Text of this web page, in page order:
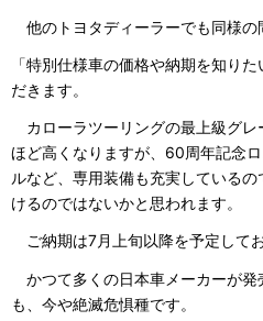
他のトヨタディーラーでも同様の
「特別仕様車の価格や納期を知り
だきます。
カローラツーリングの最上級グレ
ほど高くなりますが、60周年記念
ルなど、専用装備も充実している
けるのではないかと思われます。
ご納期は7月上旬以降を予定してお
かつて多くの日本車メーカーが発
も、今や絶滅危惧種です。